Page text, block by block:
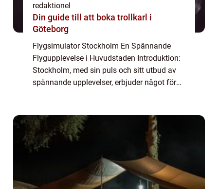
redaktionel
Din guide till att boka trollkarl i
Göteborg
Flygsimulator Stockholm En Spännande
Flygupplevelse i Huvudstaden Introduktion:
Stockholm, med sin puls och sitt utbud av
spännande upplevelser, erbjuder något för
v...